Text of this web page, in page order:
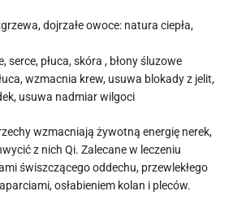
dojrzałe owoce: natura ciepła,
serce, płuca, skóra , błony śluzowe
wzmacnia krew, usuwa blokady z jelit,
usuwa nadmiar wilgoci
wzmacniają żywotną energię nerek,
z nich Qi. Zalecane w leczeniu
świszczącego oddechu, przewlekłego
osłabieniem kolan i pleców.